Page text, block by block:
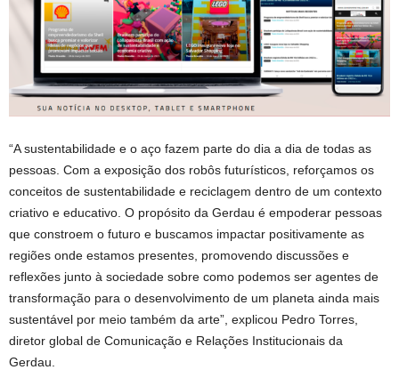
“A sustentabilidade e o aço fazem parte do dia a dia de todas as
pessoas. Com a exposição dos robôs futurísticos, reforçamos os
conceitos de sustentabilidade e reciclagem dentro de um contexto
criativo e educativo. O propósito da Gerdau é empoderar pessoas
que constroem o futuro e buscamos impactar positivamente as
regiões onde estamos presentes, promovendo discussões e
reflexões junto à sociedade sobre como podemos ser agentes de
transformação para o desenvolvimento de um planeta ainda mais
sustentável por meio também da arte”, explicou Pedro Torres,
diretor global de Comunicação e Relações Institucionais da
Gerdau.